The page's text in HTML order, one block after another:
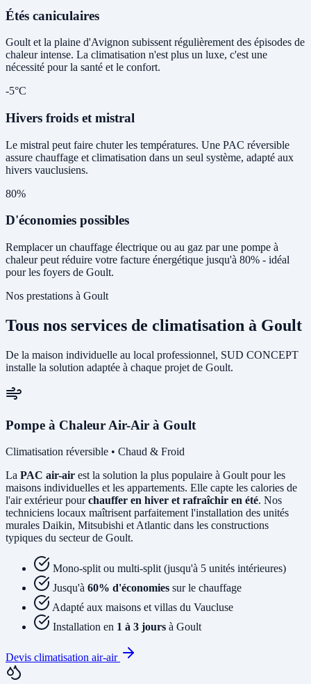
Étés caniculaires
Goult et la plaine d'Avignon subissent régulièrement des épisodes de
chaleur intense. La climatisation n'est plus un luxe, c'est une
nécessité pour la santé et le confort.
-5°C
Hivers froids et mistral
Le mistral peut faire chuter les températures. Une PAC réversible
assure chauffage et climatisation dans un seul système, adapté aux
hivers vauclusiens.
80%
D'économies possibles
Remplacer un chauffage électrique ou au gaz par une pompe à
chaleur peut réduire votre facture énergétique jusqu'à 80% - idéal
pour les foyers de Goult.
Nos prestations à Goult
Tous nos services de climatisation à Goult
De la maison individuelle au local professionnel, SUD CONCEPT
installe la solution adaptée à chaque projet de Goult.
Pompe à Chaleur Air-Air à Goult
Climatisation réversible • Chaud & Froid
La PAC air-air est la solution la plus populaire à Goult pour les
maisons individuelles et les appartements. Elle capte les calories de
l'air extérieur pourchauffer en hiver et rafraîchir en été. Nos
techniciens locaux maîtrisent parfaitement l'installation des unités
murales Daikin, Mitsubishi et Atlantic dans les constructions
typiques du secteur de Goult.
Mono-split ou multi-split (jusqu'à 5 unités intérieures)
Jusqu'à 60% d'économies sur le chauffage
Adapté aux maisons et villas du Vaucluse
Installation en 1 à 3 jours à Goult
Devis climatisation air-air